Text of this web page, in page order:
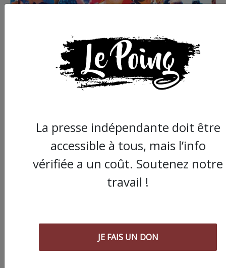
Commander le dernier numéro papier du
Poing !
AGORA
La presse indépendante doit être
accessible à tous, mais l’info
vérifiée a un coût. Soutenez notre
travail !
JE FAIS UN DON